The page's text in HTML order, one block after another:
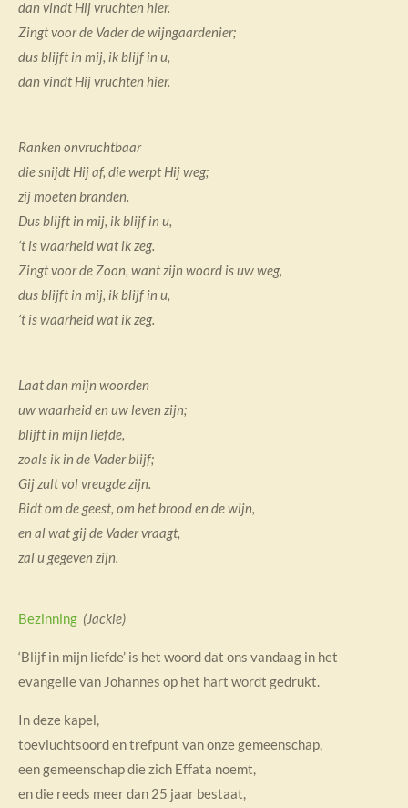
dan vindt Hij vruchten hier.
Zingt voor de Vader de wijngaardenier;
dus blijft in mij, ik blijf in u,
dan vindt Hij vruchten hier.
Ranken onvruchtbaar
die snijdt Hij af, die werpt Hij weg;
zij moeten branden.
Dus blijft in mij, ik blijf in u,
‘t is waarheid wat ik zeg.
Zingt voor de Zoon, want zijn woord is uw weg,
dus blijft in mij, ik blijf in u,
‘t is waarheid wat ik zeg.
Laat dan mijn woorden
uw waarheid en uw leven zijn;
blijft in mijn liefde,
zoals ik in de Vader blijf;
Gij zult vol vreugde zijn.
Bidt om de geest, om het brood en de wijn,
en al wat gij de Vader vraagt,
zal u gegeven zijn.
Bezinning (Jackie)
‘Blijf in mijn liefde’ is het woord dat ons vandaag in het
evangelie van Johannes op het hart wordt gedrukt.
In deze kapel,
toevluchtsoord en trefpunt van onze gemeenschap,
een gemeenschap die zich Effata noemt,
en die reeds meer dan 25 jaar bestaat,